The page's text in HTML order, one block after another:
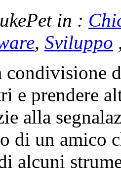
in :
, Sviluppo
e prendere
alla
di un amico
alcuni